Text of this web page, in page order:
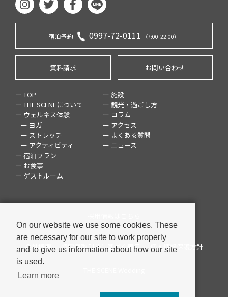
宿泊予約 0997-72-0111 （7:00-22:00）
資料請求 お問い合わせ
ー TOP
ー THE SCENEについて
ー ウェルネス体験
ー ヨガ
ー ストレッチ
ー アクティビティ
ー 宿泊プラン
ー お食事
ー ゲストルーム
ー 施設
ー 観光・過ごし方
ー コラム
ー アクセス
ー よくある質問
ー ニュース
会社概要 特定商取引法に基づく表示 個人情報保護方針
On our website we use some cookies. These
are necessary for our site to work properly
and to give us information about how our site
is used.
Learn more